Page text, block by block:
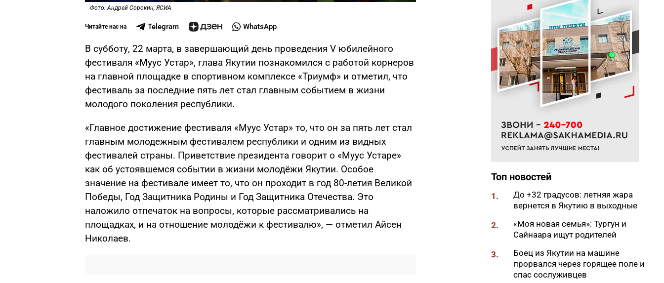
Фото: Андрей Сорокин, ЯСИА
Читайте нас на Telegram WhatsApp
В субботу, 22 марта, в завершающий день проведения V юбилейного
фестиваля «Муус Устар», глава Якутии познакомился с работой корнеров
на главной площадке в спортивном комплексе «Триумф» и отметил, что
фестиваль за последние пять лет стал главным событием в жизни
молодого поколения республики.
«Главное достижение фестиваля «Муус Устар» то, что он за пять лет стал
главным молодежным фестивалем республики и одним из видных
фестивалей страны. Приветствие президента говорит о «Муус Устаре»
как об устоявшемся событии в жизни молодёжи Якутии. Особое
значение на фестивале имеет то, что он проходит в год 80-летия Великой
Победы, Год Защитника Родины и Год Защитника Отечества. Это
наложило отпечаток на вопросы, которые рассматривались на
площадках, и на отношение молодёжи к фестивалю», — отметил Айсен
Николаев.
астероид
14:41
В трех районах Якутии
прогнозируют сильные дожди
13:32
В Якутии за сутки потушили
десять лесных пожаров
12:52
Гороскоп на неделю с 10 по 16
августа 2026 года
якутян с Всероссийским днем
физкультурника
11:50
Образование сквозь года: как
полпути
11:35
Российские школьники будут
учиться по новой программе
11:15
Автодорогу «Анабар» в Якутии
перекрыли из-за лесного
пожара
10:56
Новая платформа ЕР поможет
ветеранам СВО найти работу
Топ новостей
1.
До +32 градусов: летняя жара
вернется в Якутию в выходные
2.
«Моя новая семья»: Тургун и
Сайнаара ищут родителей
3.
Боец из Якутии на машине
прорвался через горящее поле и
спас сослуживцев